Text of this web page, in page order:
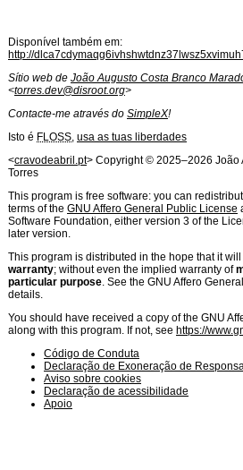
Disponível também em:
http://
Sítio web de João Augusto Costa Branco
<torres.dev@disroot.org>
Contacte-me através do SimpleX!
Isto é FLOSS usa as tuas liberdades
Licença deSoftware
<cravodeabril.pt> Copyright © 2025–2026 João
Torres
This program is free software: you can
terms of the GNU Affero General Public License
Software Foundation, either version 3 of the
later version.
This program is distributed in the hope that it
warranty; without even the implied warranty of
particular purpose . See the GNU Affero
details.
You should have received a copy of the GNU
along with this program. If not, see https://
Código de Conduta
Declaração de Exoneração de
Aviso sobre cookies
Declaração de acessibilidade
Apoio